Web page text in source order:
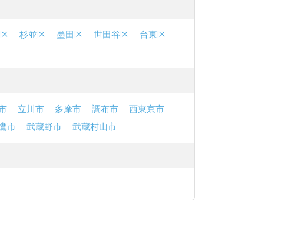
杉並区 墨田区 世田谷区
台東区
立川市 多摩市 調布市
西東京市
市 武蔵野市 武蔵村山市